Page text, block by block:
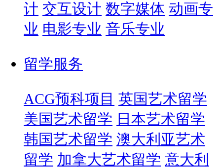
计 交互设计 数字媒体 动画专
业 电影专业 音乐专业
留学服务
ACG预科项目 英国艺术留学
美国艺术留学 日本艺术留学
韩国艺术留学 澳大利亚艺术
留学 加拿大艺术留学 意大利